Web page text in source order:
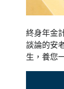
終身年金
談論的安
生，養您